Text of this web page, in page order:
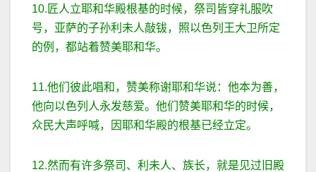
10.匠人立耶和华殿根基的时候，祭司皆穿礼服吹
号，亚萨的子孙利未人敲钹，照以色列王大卫所定
的例，都站着赞美耶和华。
11.他们彼此唱和，赞美称谢耶和华说：他本为善，
他向以色列人永发慈爱。他们赞美耶和华的时候，
众民大声呼喊，因耶和华殿的根基已经立定。
12.然而有许多祭司、利未人、族长，就是见过旧殿